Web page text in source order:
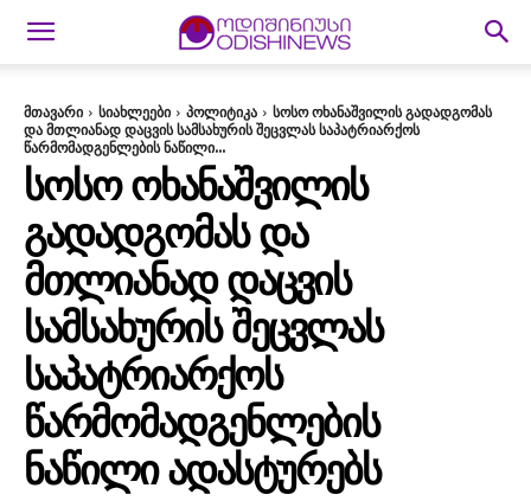
მთავარი სიახლეები პოლიტიკა
სოსო ოხანაშვილის გადადგომას
და მთლიანად დაცვის სამსახურის შეცვლას საპატრიარქოს
წარმომადგენლების ნაწილი...
ᲡᲝᲡᲝ ᲝᲮᲐᲜᲐᲨᲕᲘᲚᲘᲡ
ᲒᲐᲓᲐᲓᲒᲝᲛᲐᲡ ᲓᲐ
ᲛᲗᲚᲘᲐᲜᲐᲓ ᲓᲐᲪᲕᲘᲡ
ᲡᲐᲛᲡᲐᲮᲣᲠᲘᲡ ᲨᲔᲪᲕᲚᲐᲡ
ᲡᲐᲞᲐᲢᲠᲘᲐᲠᲥᲝᲡ
ᲬᲐᲠᲛᲝᲛᲐᲓᲒᲔᲜᲚᲔᲑᲘᲡ
ᲜᲐᲬᲘᲚᲘ ᲐᲓᲐᲡᲢᲣᲠᲔᲑᲡ